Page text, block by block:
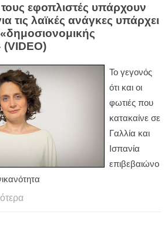
εφοπλιστές υπάρχουν
τις λαϊκές ανάγκες υπάρχει
(VIDEO)
Το γεγονός
ότι και οι
φωτιές που
κατακαίνε σε
Γαλλία και
Ισπανία
επιβεβαιώνο